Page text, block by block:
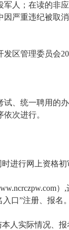
人；在读的非
严重违纪被取
区管理委员会
、统一聘用的
次进行。
进行网上资格初
入口”注册、报名
人实际情况、